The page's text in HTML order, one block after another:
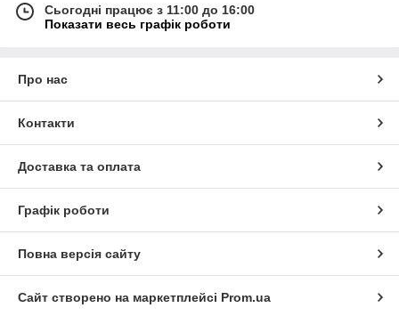
Сьогодні працює з 11:00 до 16:00
Показати весь графік роботи
Про нас
Контакти
Доставка та оплата
Графік роботи
Повна версія сайту
Сайт створено на маркетплейсі Prom.ua